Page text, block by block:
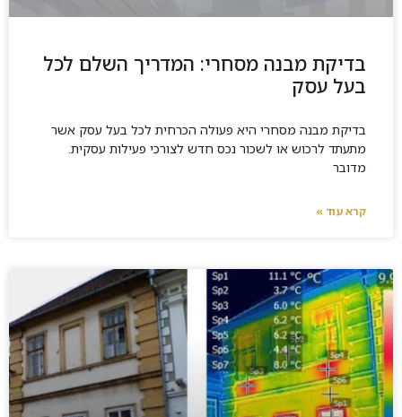
בדיקת מבנה מסחרי: המדריך השלם לכל
בעל עסק
בדיקת מבנה מסחרי היא פעולה הכרחית לכל בעל עסק אשר
מתעתד לרכוש או לשכור נכס חדש לצורכי פעילות עסקית.
מדובר
קרא עוד »